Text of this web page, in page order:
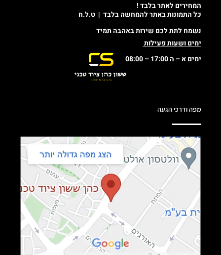
המחירים לאתר בלבד !
כל התמונות באתר להמחשה בלבד | ט.ל.ח
נשמח לתת לכם שירות באהבה תמיד
ימים ושעות פעילות
ימים א – ה 17:00 – 08:00
מפה ודרכי הגעה